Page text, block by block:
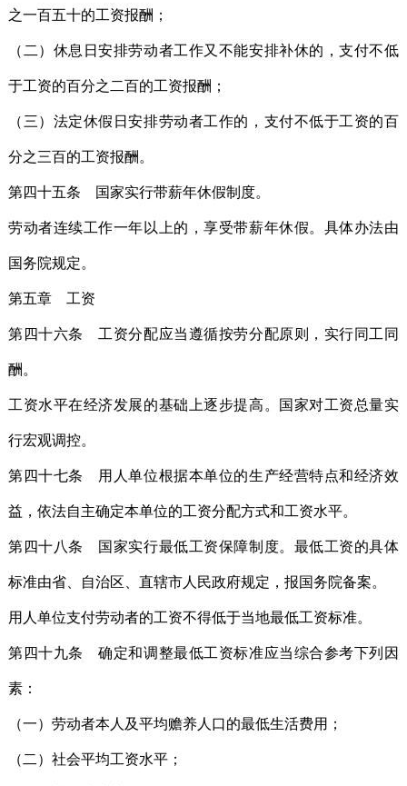
之一百五十的工资报酬；
（二）休息日安排劳动者工作又不能安排补休的，支付不低
于工资的百分之二百的工资报酬；
（三）法定休假日安排劳动者工作的，支付不低于工资的百
分之三百的工资报酬。
第四十五条 国家实行带薪年休假制度。
劳动者连续工作一年以上的，享受带薪年休假。具体办法由
国务院规定。
第五章 工资
第四十六条 工资分配应当遵循按劳分配原则，实行同工同
酬。
工资水平在经济发展的基础上逐步提高。国家对工资总量实
行宏观调控。
第四十七条 用人单位根据本单位的生产经营特点和经济效
益，依法自主确定本单位的工资分配方式和工资水平。
第四十八条 国家实行最低工资保障制度。最低工资的具体
标准由省、自治区、直辖市人民政府规定，报国务院备案。
用人单位支付劳动者的工资不得低于当地最低工资标准。
第四十九条 确定和调整最低工资标准应当综合参考下列因
素：
（一）劳动者本人及平均赡养人口的最低生活费用；
（二）社会平均工资水平；